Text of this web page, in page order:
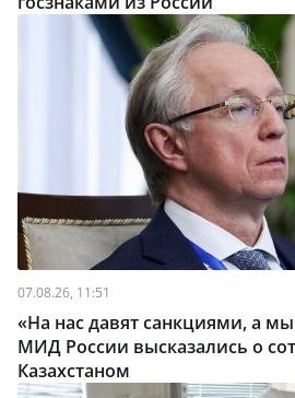
07.08.26, 11:51
«На нас давят санкциями, а
МИД России высказались о
Казахстаном